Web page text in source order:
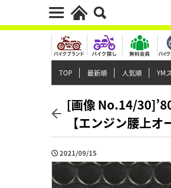
TOP 最新順 人気順 YM
[画像 No.14/
【エンジン腰上
2021/09/15